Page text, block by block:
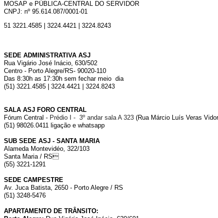
MOSAP e PÚBLICA-CENTRAL DO SERVIDOR
CNPJ: nº 95.614.087/0001-01
51 3221.4585 | 3224.4421 | 3224.8243
SEDE ADMINISTRATIVA ASJ
Rua Vigário José Inácio, 630/502
Centro - Porto Alegre/RS- 90020-110
Das 8:30h as 17:30h sem fechar meio dia
(51) 3221.4585 | 3224.4421 | 3224.8243
SALA ASJ FORO CENTRAL
Fórum Central - Prédio I - 3º andar sala A 323 (Rua Márcio Luís Veras
(51) 98026.0411 ligação e whatsapp
SUB SEDE ASJ - SANTA MARIA
Alameda Montevidéo, 322/103
Santa Maria / RS
(55) 3221-1291
SEDE CAMPESTRE
Av. Juca Batista, 2650 - Porto Alegre / RS
(51) 3248-5476
APARTAMENTO DE TRÂNSITO: